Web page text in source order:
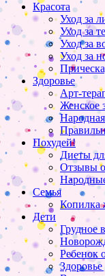
Красота
Уход за
Уход за
Уход за
Уход за
Здоровье
Арт-
Женское
Похудей!
Диеты
Отзывы
Семья
Копилка
Дети
Грудное
Ребенок
Здоровье